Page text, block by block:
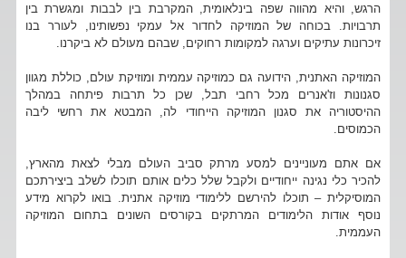
הרגש, והיא מהווה שפה בינלאומית, המקרבת בין לבבות ומגשרת בין
תרבויות. בכוחה של המוזיקה לחדור אל עמקי נפשותינו, לעורר בנו
זיכרונות עתיקים וערגה למקומות רחוקים, שבהם מעולם לא ביקרנו.
המוזיקה האתנית, הידועה גם כמוזיקה עממית ומוזיקת עולם, כוללת מגוון
סגנונות וז'אנרים מכל רחבי תבל, שכן כל תרבות פיתחה במהלך
ההיסטוריה את סגנון המוזיקה הייחודי לה, המבטא את רחשי ליבה
הכמוסים.
אם אתם מעוניינים למסע מרתק סביב העולם מבלי לצאת מהארץ,
להכיר כלי נגינה ייחודיים ולקבל שלל כלים אותם תוכלו לשלב ביצירתכם
המוסיקלית – תוכלו להירשם ללימודי מוזיקה אתנית. בואו לקרוא מידע
נוסף אודות הלימודים המרתקים בקורסים השונים בתחום המוזיקה
העממית.